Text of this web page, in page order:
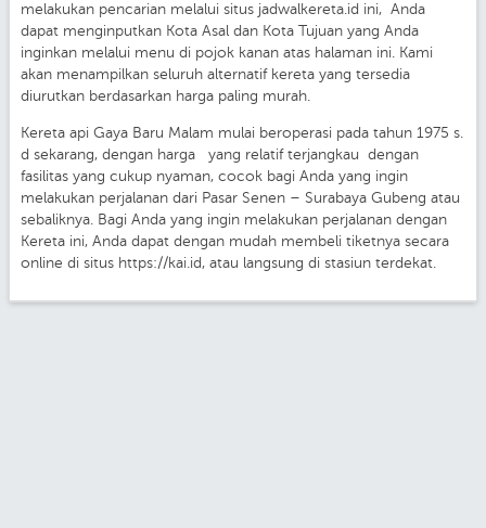
melakukan pencarian melalui situs jadwalkereta.id ini, Anda
dapat menginputkan Kota Asal dan Kota Tujuan yang Anda
inginkan melalui menu di pojok kanan atas halaman ini. Kami
akan menampilkan seluruh alternatif kereta yang tersedia
diurutkan berdasarkan harga paling murah.
Kereta api Gaya Baru Malam mulai beroperasi pada tahun 1975 s.
d sekarang, dengan harga yang relatif terjangkau dengan
fasilitas yang cukup nyaman, cocok bagi Anda yang ingin
melakukan perjalanan dari Pasar Senen – Surabaya Gubeng atau
sebaliknya. Bagi Anda yang ingin melakukan perjalanan dengan
Kereta ini, Anda dapat dengan mudah membeli tiketnya secara
online di situs https://kai.id, atau langsung di stasiun terdekat.